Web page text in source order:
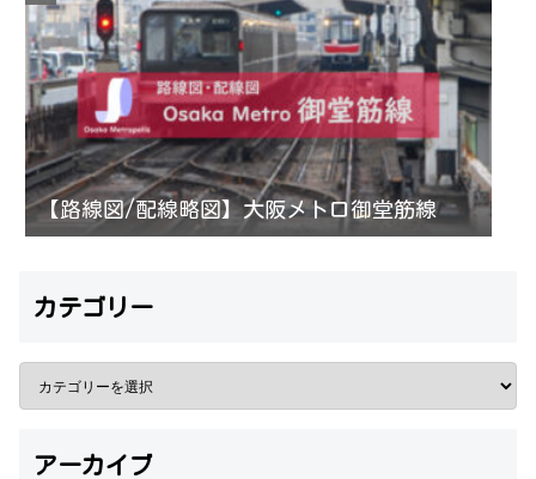
【路線図/配線略図】大阪メトロ御堂筋線
カテゴリー
アーカイブ